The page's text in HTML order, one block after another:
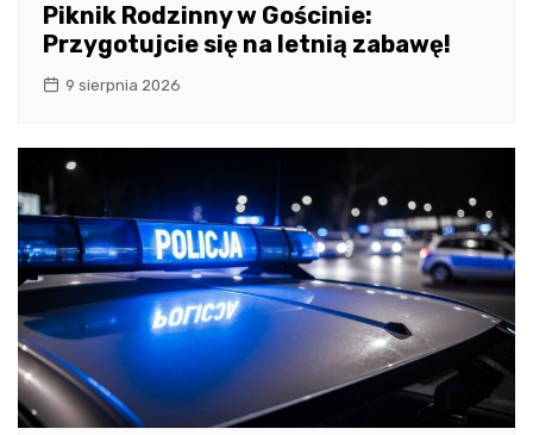
Piknik Rodzinny w Gościnie:
Przygotujcie się na letnią zabawę!
9 sierpnia 2026